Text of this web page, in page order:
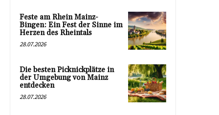
Feste am Rhein Mainz-
Bingen: Ein Fest der Sinne im
Herzen des Rheintals
28.07.2026
Die besten Picknickplätze in
der Umgebung von Mainz
entdecken
28.07.2026